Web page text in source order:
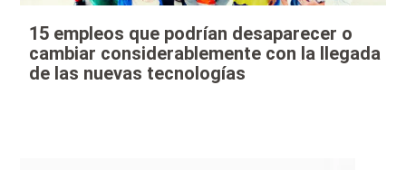
15 empleos que podrían desaparecer o
cambiar considerablemente con la llegada
de las nuevas tecnologías